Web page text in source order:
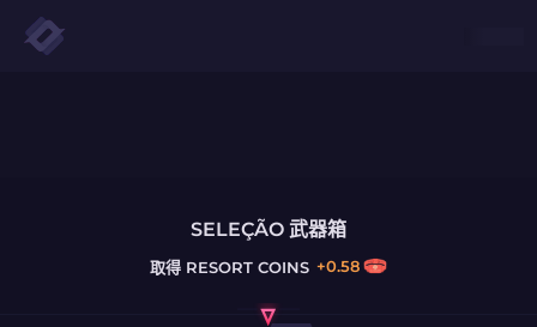
SELEÇÃO 武器箱
取得 RESORT COINS +0.58